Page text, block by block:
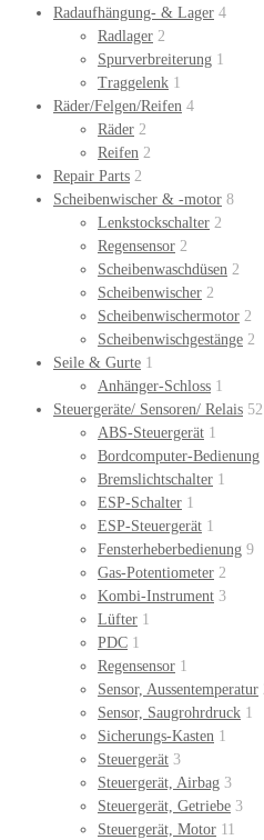
Radaufhängung- & Lager 4
Radlager 2
Spurverbreiterung 1
Traggelenk 1
Räder/Felgen/Reifen 4
Räder 2
Reifen 2
Repair Parts 2
Scheibenwischer & -motor 8
Lenkstockschalter 2
Regensensor 2
Scheibenwaschdüsen 2
Scheibenwischer 2
Scheibenwischermotor 2
Scheibenwischgestänge 2
Seile & Gurte 1
Anhänger-Schloss 1
Steuergeräte/ Sensoren/ Relais 52
ABS-Steuergerät 1
Bordcomputer-Bedienung
Bremslichtschalter 1
ESP-Schalter 1
ESP-Steuergerät 1
Fensterheberbedienung 9
Gas-Potentiometer 2
Kombi-Instrument 3
Lüfter 1
PDC 1
Regensensor 1
Sensor, Aussentemperatur
Sensor, Saugrohrdruck 1
Sicherungs-Kasten 1
Steuergerät 3
Steuergerät, Airbag 3
Steuergerät, Getriebe 3
Steuergerät, Motor 11